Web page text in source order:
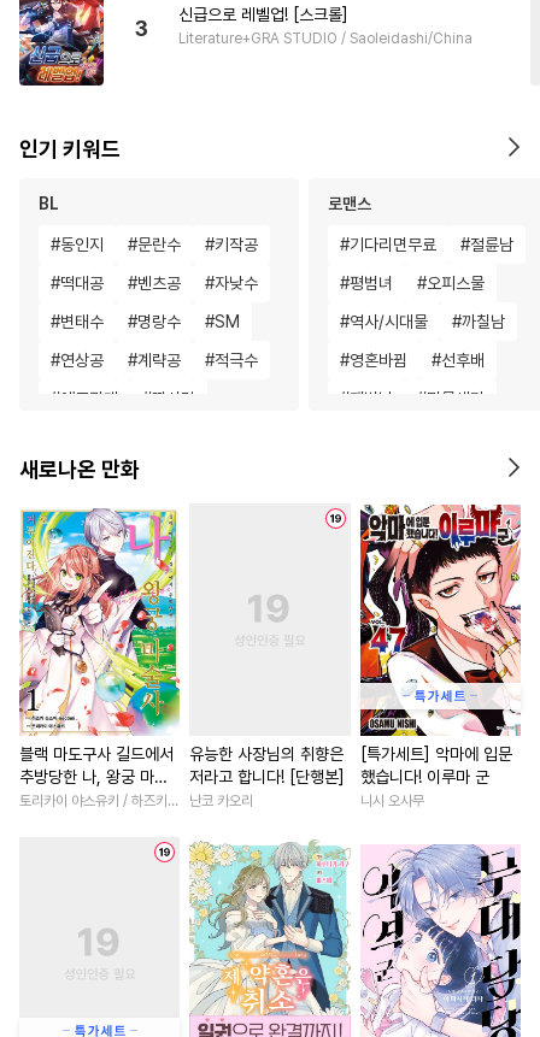
3
신급으로 레벨업! [스크롤]
Literature+GRA STUDIO / Saoleidashi/China
인기 키워드
BL
#동인지 #문란수 #키작공
#떡대공 #벤츠공 #자낮수
#변태수 #명랑수 #SM
#연상공 #계략공 #적극수
#애증관계 #짝사랑
#사랑꾼공
#쓰레기수 #역사/시대물
#모럴리스 #개그/코믹
#광공 #잔망수
#순정수 #미남수
미인수 #무심공
#군림수 #연예계
#상처수 #재벌공 # 후회공
#존댓말공 #조폭공
까칠공
#철벽수
첫경험
가이드버스
강공
#판타지
로맨스
#기다리면무료 #절륜남
#평범녀 #오피스물
#역사/시대물 #까칠남
#영혼바뀜 #선후배
#재벌남 #명문세가
#
#
직진남 #계약관계
환생물 #후회녀
개그/코믹 #다정남
회귀물 #집착남 #성장
일상 우정 #학원/캠
동거 # 후회남 #첫사랑
#
직진남 #연애/결혼
#
현대물 # 첫사랑
#능력녀 #친구 #원나잇
#
복수물 #애증관계
# 평범남 #부부 #연예계
#나이차커플 #성장물
#힐링물 # 고수위
새로나온 만화
블랙 마도구사 길드에서
추방당한 나, 왕궁 마술
사로 거두어진다 [단행 토리카이 야스유키 / 하즈키 슈스이·necömi
유능한 사장님의 취향은
저라고 합니다! [단행본]
난코 카오리
[특가세트] 악마에 입문
했습니다! 이루마 군
니시 오사무